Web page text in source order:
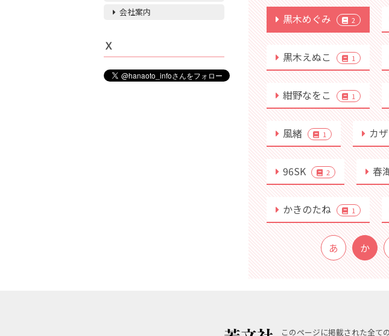
黒木めぐみ 2
黒木えぬこ 1
紺野なをこ 1
風緒 1 カ
96SK 2 春
かきのたね 1
あ か
会社案内
Ｘ
このページに掲載された全て